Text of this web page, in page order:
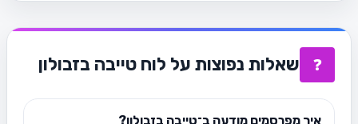
❓ שאלות נפוצות על לוח טייבה בזבולון
איך מפרסמים מודעה ב־טייבה בזבולון?